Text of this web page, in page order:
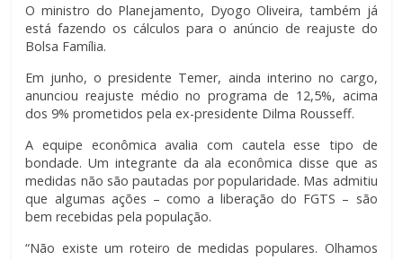
O ministro do Planejamento, Dyogo Oliveira, também já
está fazendo os cálculos para o anúncio de reajuste do
Bolsa Família.
Em junho, o presidente Temer, ainda interino no cargo,
anunciou reajuste médio no programa de 12,5%, acima
dos 9% prometidos pela ex-presidente Dilma Rousseff.
A equipe econômica avalia com cautela esse tipo de
bondade. Um integrante da ala econômica disse que as
medidas não são pautadas por popularidade. Mas admitiu
que algumas ações – como a liberação do FGTS – são
bem recebidas pela população.
“Não existe um roteiro de medidas populares. Olhamos